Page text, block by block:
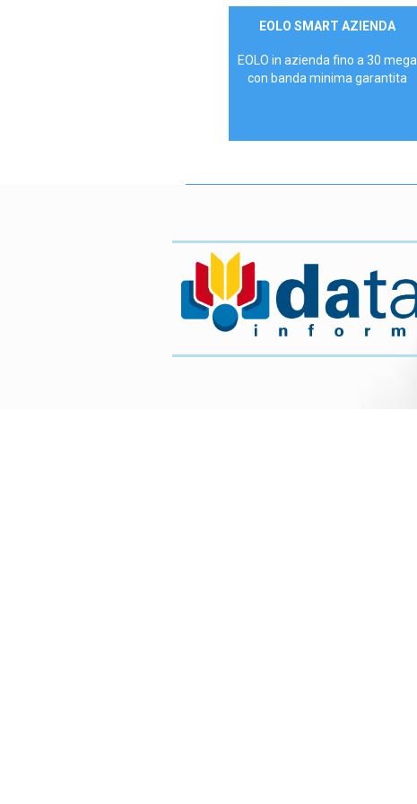
Contattaci
EOLO SMART AZIENDA
EOLO in azienda fino a 30 mega
con banda minima garantita